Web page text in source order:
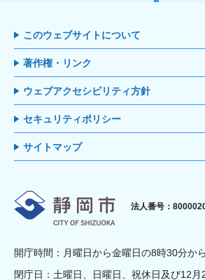
このウェブサイトについて
著作権・リンク
ウェブアクセシビリティ方針
セキュリティポリシー
サイトマップ
静岡市
法人番号：
開庁時間：月曜日から金曜日の8時30分か
閉庁日：土曜日、日曜日、祝休日及び12